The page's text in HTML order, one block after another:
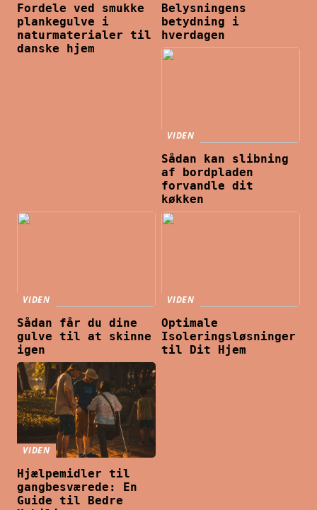
Fordele ved smukke
plankegulve i
naturmaterialer til
danske hjem
Belysningens
betydning i
hverdagen
VIDEN
Sådan kan slibning
af bordpladen
forvandle dit
køkken
VIDEN
Sådan får du dine
gulve til at skinne
igen
VIDEN
Optimale
Isoleringsløsninger
til Dit Hjem
VIDEN
Hjælpemidler til
gangbesværede: En
Guide til Bedre